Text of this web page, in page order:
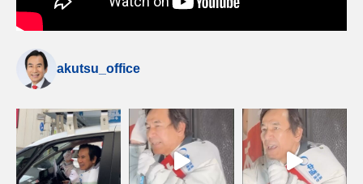
akutsu_office